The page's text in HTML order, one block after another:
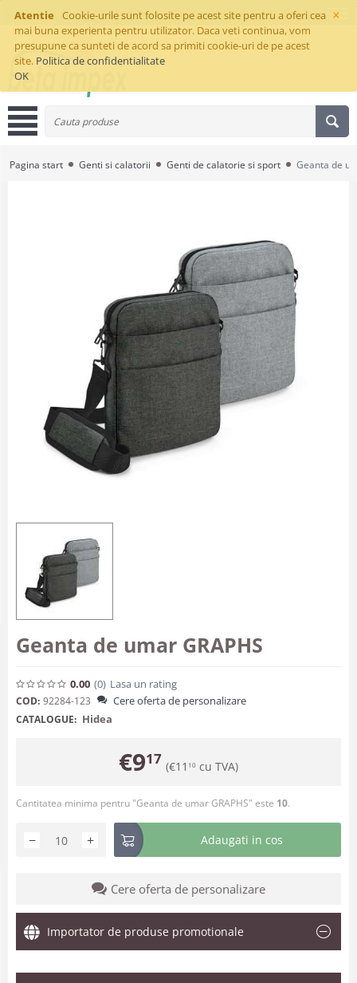
×
Atentie
Cookie-urile sunt folosite pe acest site pentru a oferi cea
mai buna experienta pentru utilizator. Daca veti continua, vom
presupune ca sunteti de acord sa primiti cookie-uri de pe acest
site. Politica de confidentialitate
OK
Pagina start Genti si calatorii Genti de calatorie si sport Geanta de
Geanta de umar GRAPHS
0.00 (0) Lasa un rating
COD: 92284-123 Cere oferta de personalizare
CATALOGUE: Hidea
€917 (€11 10 cu TVA)
Cantitatea minima pentru "Geanta de umar GRAPHS" este 10.
+
− Adaugati in cos
Cere oferta de personalizare
Importator de produse promotionale